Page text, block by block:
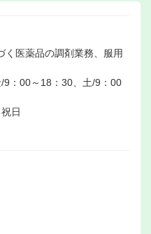
く医薬品の調剤業務、服用
9：00～18：30、土/9：00
日